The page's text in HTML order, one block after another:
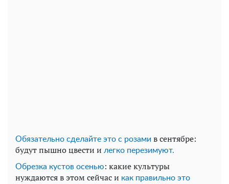
Обязательно сделайте это с розами в сентябре:
будут пышно цвести и легко перезимуют.
Обрезка кустов осенью: какие культуры
нуждаются в этом сейчас и как правильно это